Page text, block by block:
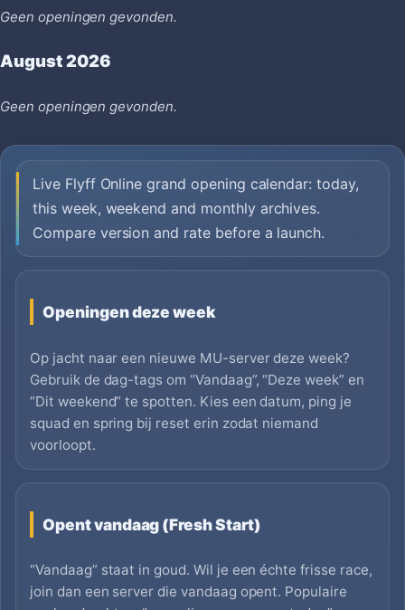
Geen openingen gevonden.
August 2026
Geen openingen gevonden.
Live Flyff Online grand opening calendar: today,
this week, weekend and monthly archives.
Compare version and rate before a launch.
Openingen deze week
Op jacht naar een nieuwe MU-server deze week?
Gebruik de dag-tags om “Vandaag”, “Deze week” en
“Dit weekend” te spotten. Kies een datum, ping je
squad en spring bij reset erin zodat niemand
voorloopt.
Opent vandaag (Fresh Start)
“Vandaag” staat in goud. Wil je een échte frisse race,
join dan een server die vandaag opent. Populaire